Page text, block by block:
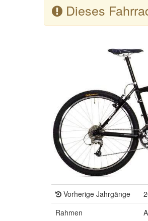
Dieses
Vorherige Jahrgänge
Rahmen